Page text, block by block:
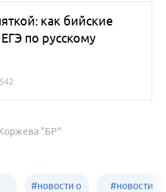
как бийские
по русскому
542
"БР"
#новости о #новости